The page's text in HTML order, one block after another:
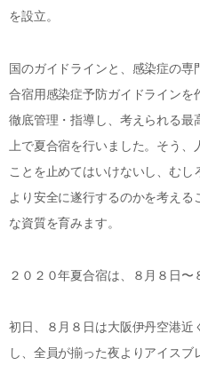
を設立。
国のガイドラインと、感染症の
合宿用感染症予防ガイドラインを
徹底管理・指導し、考えられる最
上で夏合宿を行いました。そう
ことを止めてはいけないし、む
より安全に遂行するのかを考え
な資質を育みます。
２０２０年夏合宿は、８月８日〜
初日、８月８日は大阪伊丹空港近
し、全員が揃った夜よりアイス